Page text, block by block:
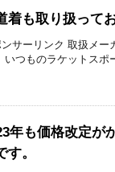
着も取り扱って
ンサーリンク 取扱メー
いつものラケットスポ
年も価格改定が
す。